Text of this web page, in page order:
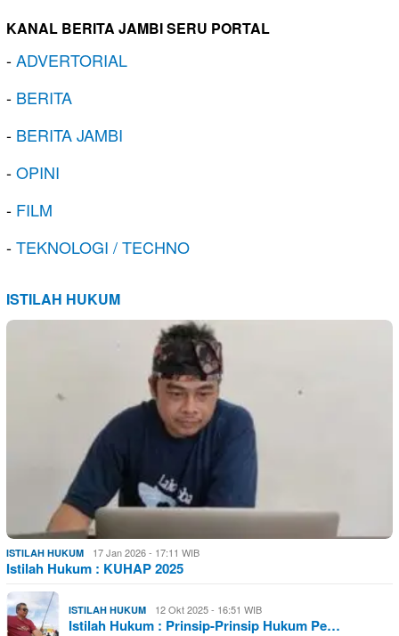
KANAL BERITA JAMBI SERU PORTAL
-ADVERTORIAL
- BERITA
- BERITA JAMBI
-OPINI
- FILM
-TEKNOLOGI / TECHNO
ISTILAH HUKUM
ISTILAH HUKUM 17 Jan 2026 - 17:11 WIB
Istilah Hukum : KUHAP 2025
ISTILAH HUKUM 12 Okt 2025 - 16:51 WIB
Istilah Hukum : Prinsip-Prinsip Hukum Pe…